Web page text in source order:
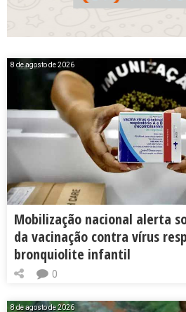
8 de agosto de 2026
Mobilização nacional alerta
da vacinação contra vírus
bronquiolite infantil
0
8 de agosto de 2026